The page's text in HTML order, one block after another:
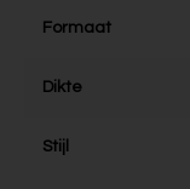
Formaat
Dikte
Stijl